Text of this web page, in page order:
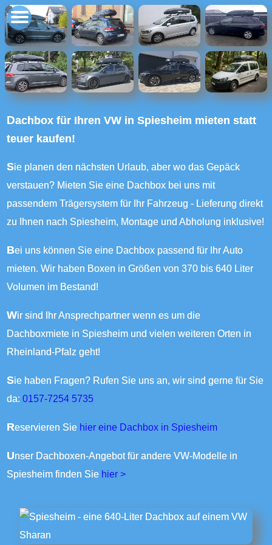
Dachbox für Ihren VW in Spiesheim mieten statt
teuer kaufen!
Sie planen den nächsten Urlaub, aber wo das Gepäck
verstauen? Mieten Sie eine Dachbox bei uns mit
passendem Trägersystem für Ihr Fahrzeug - Lieferung direkt
zu Ihnen nach Spiesheim, Montage und Abholung inklusive!
Bei uns können Sie eine Dachbox passend für Ihr Auto
mieten. Wir haben Boxen in Größen von 370 bis 640 Liter
Volumen im Bestand!
Wir sind Ihr Ansprechpartner wenn es um die
Dachboxmiete in Spiesheim und vielen weiteren Orten in
Rheinland-Pfalz geht!
Sie haben Fragen? Rufen Sie uns an, wir sind gerne für Sie
da:0157-7254 5735
Reservieren Sie hier eine Dachbox in Spiesheim
Unser Dachboxen-Angebot für andere VW-Modelle in
Spiesheim finden Sie hier >